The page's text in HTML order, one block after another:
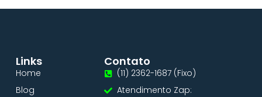
Links
Home
Blog
Contato
(11) 2362-1687 (Fixo)
Atendimento Zap: